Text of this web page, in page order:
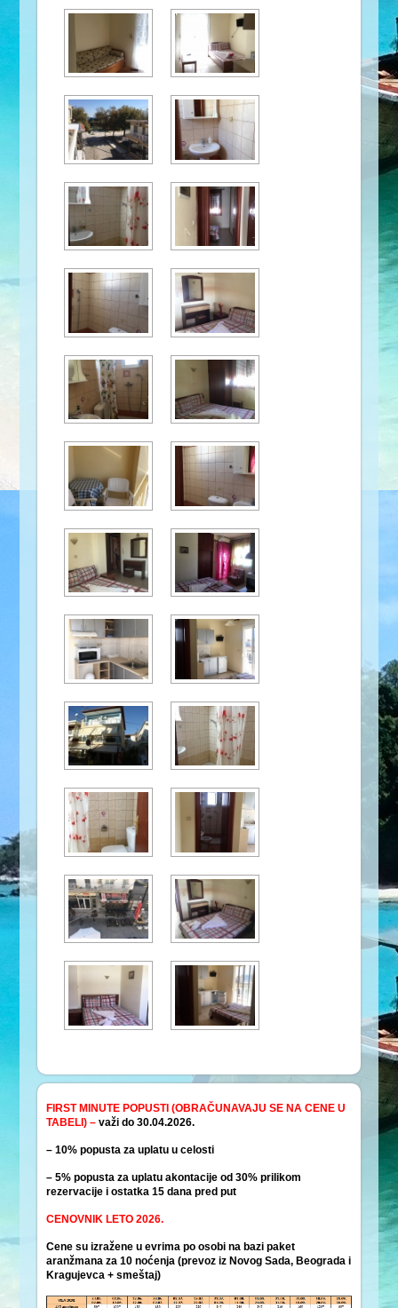
FIRST MINUTE POPUSTI (OBRAČUNAVAJU SE NA CENE U
TABELI) – važi do 30.04.2026.
– 10% popusta za uplatu u celosti
– 5% popusta za uplatu akontacije od 30% prilikom
rezervacije i ostatka 15 dana pred put
CENOVNIK LETO 2026.
Cene su izražene u evrima po osobi na bazi paket
aranžmana za 10 noćenja (prevoz iz Novog Sada, Beograda i
Kragujevca + smeštaj)